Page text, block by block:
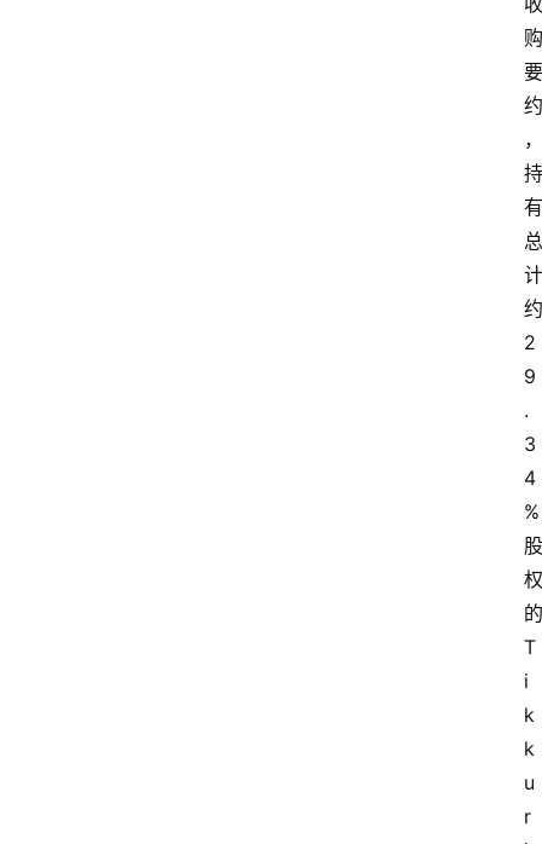
购
要
约
，
持
有
总
计
约
2
9
.
3
4
%
股
权
的
T
i
k
k
u
r